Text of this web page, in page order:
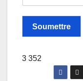
Soumettre
3 352